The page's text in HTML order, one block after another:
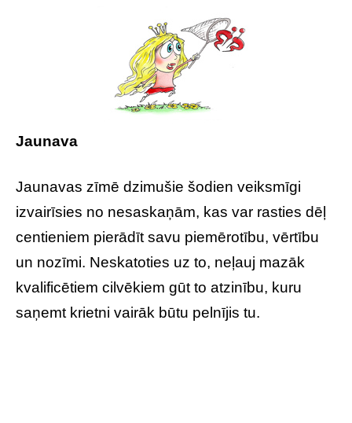
Jaunava
Jaunavas zīmē dzimušie šodien veiksmīgi
izvairīsies no nesaskaņām, kas var rasties dēļ
centieniem pierādīt savu piemērotību, vērtību
un nozīmi. Neskatoties uz to, neļauj mazāk
kvalificētiem cilvēkiem gūt to atzinību, kuru
saņemt krietni vairāk būtu pelnījis tu.